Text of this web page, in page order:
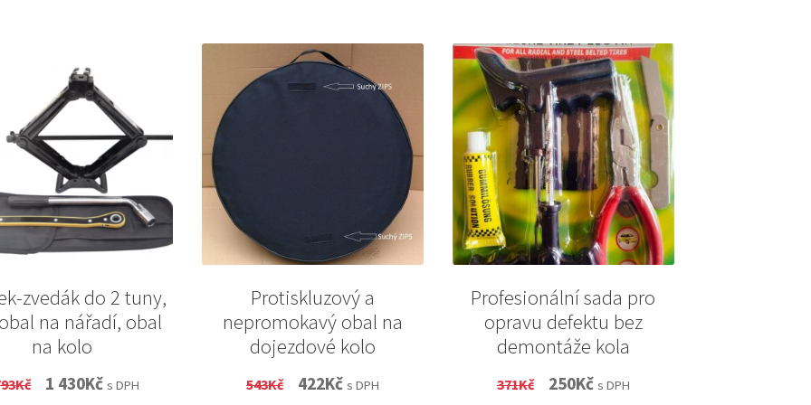
zvedák do 2 tuny,
na nářadí, obal
na kolo
Kč
Original
1 430KčCurrent
s DPH
Protiskluzový a
nepromokavý obal na
dojezdové kolo
543Kč
Original
422KčCurrent
s DPH
Profesionální sada pro
opravu defektu bez
demontáže kola
371Kč
Original
250KčCurrent
s DPH